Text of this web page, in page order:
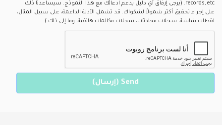
records, etc. (يرجى إرفاق أي دليل يدعم ادعائك مع هذا النموذج. سيساعدنا ذلك
على إجراء تحقيق أكثر شمولاً لشكواك. قد تشمل الأدلة الداعمة، على سبيل المثال،
لقطات شاشة، سجلات محادثات، سجلات مكالمات هاتفية، وما إلى ذلك.)